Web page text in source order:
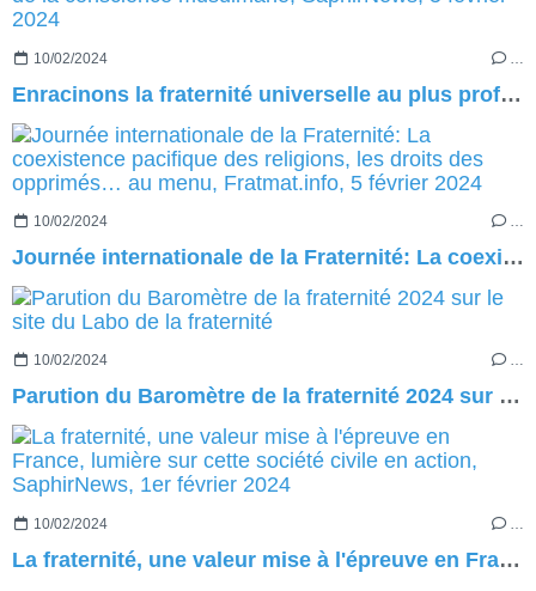
10/02/2024
Enracinons la fraternité universelle au plus profond de la conscience musulmane, SaphirNews, 5 février 2024
10/02/2024 …
Journée internationale de la Fraternité: La coexistence pacifique des religions, les droits des opprimés… au menu, Fratmat.info, 5 février 2024
10/02/2024 …
Parution du Baromètre de la fraternité 2024 sur le site du Labo de la fraternité
10/02/2024
La fraternité, une valeur mise à l'épreuve en France, lumière sur cette société civile en action, SaphirNews, 1er février 2024